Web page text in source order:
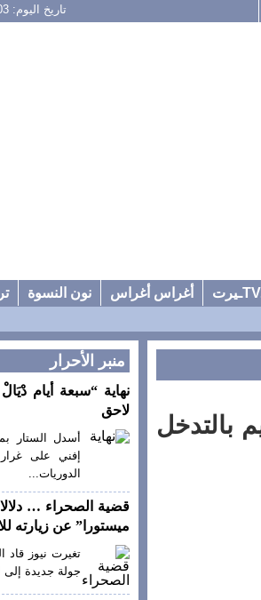
تاريخ اليوم: 2026/08/03 | الساعة الآن: 20:32
أغراس أغراس نون النسوة
منبر الأحرار
نهاية “سبعة أيام دْيَالْ
لاحق
أسدل الستار
إفني على غرار
الدوريات...
قضية الصحراء … دلالات
ميستورا” عن زيارته
تغيرت نيوز قاد
جولة جديدة إلى